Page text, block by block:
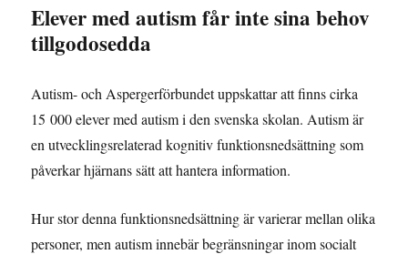
Elever med autism får inte sina behov
tillgodosedda
Autism- och Aspergerförbundet uppskattar att finns cirka
15 000 elever med autism i den svenska skolan. Autism är
en utvecklingsrelaterad kognitiv funktionsnedsättning som
påverkar hjärnans sätt att hantera information.
Hur stor denna funktionsnedsättning är varierar mellan olika
personer, men autism innebär begränsningar inom socialt